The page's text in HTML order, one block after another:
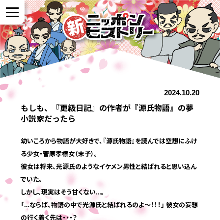
NEWS
全国展開について
よくある質問
2024.10.20
もしも、『更級日記』の作者が『源氏物語』の夢
小説家だったら
幼いころから物語が大好きで、『源氏物語』を読んでは空想にふけ
る少女・菅原孝標女（末子）。
彼女は将来、光源氏のようなイケメン男性と結ばれると思い込ん
でいた。
しかし、現実はそう甘くない…。
「…ならば、物語の中で光源氏と結ばれるのよ～！！！」 彼女の妄想
の行く着く先は・・・？